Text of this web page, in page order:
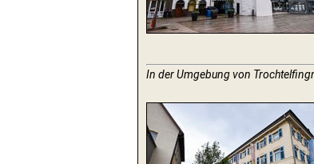
In der Umgebung von